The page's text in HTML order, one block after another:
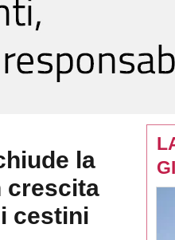
la
crescita
cestini